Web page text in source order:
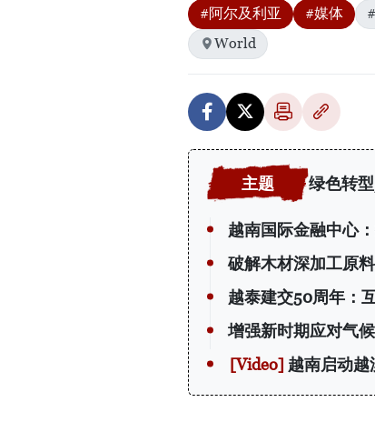
#阿尔及利亚 #媒体
World
绿色转
越南国际金融中心
破解木材深加工原
越泰建交50周年：
增强新时期应对气
越南启动